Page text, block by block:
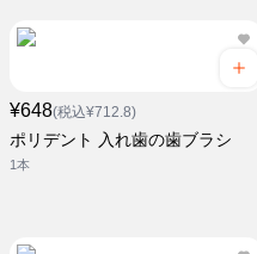
¥648(税込¥712.8)
ポリデント 入れ歯の歯ブラシ
1本